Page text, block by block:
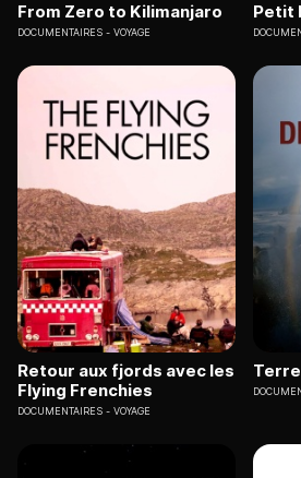
From Zero to Kilimanjaro
DOCUMENTAIRES VOYAGE
Petit
Retour aux fjords avec les
Flying Frenchies
DOCUMENTAIRES VOYAGE